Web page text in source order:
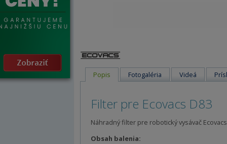
Popis Fotogaléria Videá
Filter pre Ecovacs D83
Náhradný filter pre robotický vysávač
Obsah balenia: